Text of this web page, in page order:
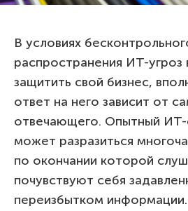
В условиях
распространения ИТ-
защитить свой бизнес,
ответ на него зависит от
отвечающего. Опытный ИТ-
может разразиться
по окончании которой
почувствуют себя
переизбытком